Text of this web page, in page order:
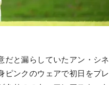
だと漏らしていたアン・シネ
ピンクのウェアで初日をプレ